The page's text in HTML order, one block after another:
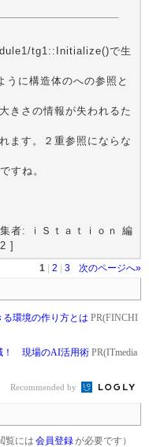
tg1::Initialize()で生
に構造体のへの参照と
きさの情報が失われるた
ます。２重参照にならな
すね。
者: ｉＳｔａｔｉｏｎ 編
]
1 2 3
次のページへ»
る環境の作り方とは PR(FINCHI
！ 現場のAI活用術 PR(ITmedia
Recommended by
覧には 会員登録が必要です）